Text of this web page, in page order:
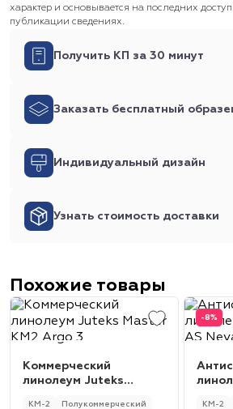
характер и основывается на последних
публикации сведениях.
Получить КП за 30 минут
Заказать бесплатный
Индивидуальный дизайн
Узнать стоимость доставки
Похожие товары
Коммерческий
линолеум Juteks
КМ-2 Полукоммерческий
-8%
КМ-2